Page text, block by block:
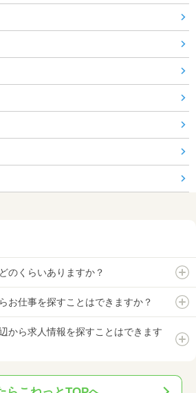
のくらいありますか？
お仕事を探すことはできますか？
から求人情報を探すことはできます